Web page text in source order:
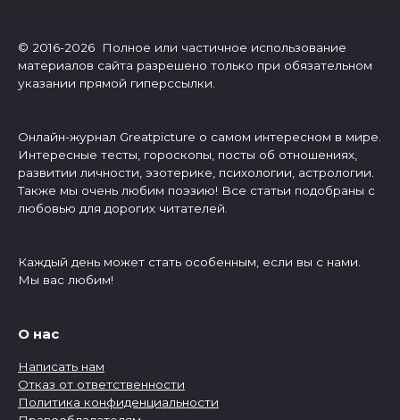
© 2016-2026 Полное или частичное использование
материалов сайта разрешено только при обязательном
указании прямой гиперссылки.
Онлайн-журнал Greatpicture о самом интересном в мире.
Интересные тесты, гороскопы, посты об отношениях,
развитии личности, эзотерике, психологии, астрологии.
Также мы очень любим поэзию! Все статьи подобраны с
любовью для дорогих читателей.
Каждый день может стать особенным, если вы с нами.
Мы вас любим!
О нас
Написать нам
Отказ от ответственности
Политика конфиденциальности